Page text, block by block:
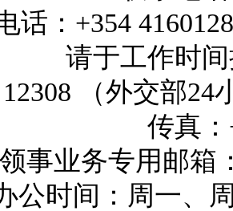
话：+354
请于工作时间
12308 （外交部
传真：
领事业务专用邮箱
公时间：周一、